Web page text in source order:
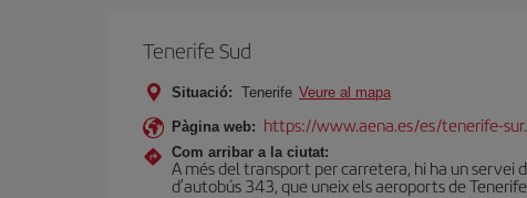
Tenerife Sud
Situació: Tenerife Veure al mapa
Pàgina web: https://www.aena.es/es/tenerife-
Com arribar a la ciutat:
A més del transport per carretera, hi ha un servei
d’autobús 343, que uneix els aeroports de